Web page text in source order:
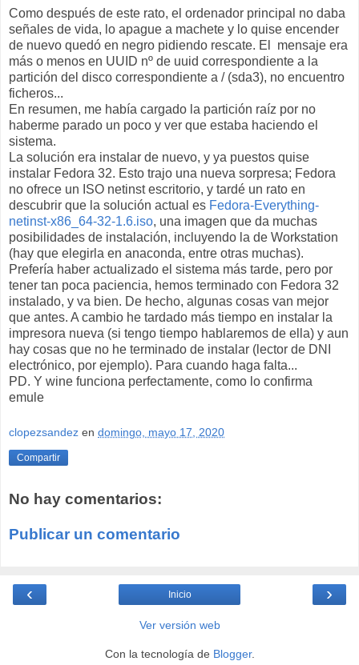
Como después de este rato, el ordenador principal no daba
señales de vida, lo apague a machete y lo quise encender
de nuevo quedó en negro pidiendo rescate. El mensaje era
más o menos en UUID nº de uuid correspondiente a la
partición del disco correspondiente a / (sda3), no encuentro
ficheros...
En resumen, me había cargado la partición raíz por no
haberme parado un poco y ver que estaba haciendo el
sistema.
La solución era instalar de nuevo, y ya puestos quise
instalar Fedora 32. Esto trajo una nueva sorpresa; Fedora
no ofrece un ISO netinst escritorio, y tardé un rato en
descubrir que la solución actual es Fedora-Everything-
netinst-x86_64-32-1.6.iso, una imagen que da muchas
posibilidades de instalación, incluyendo la de Workstation
(hay que elegirla en anaconda, entre otras muchas).
Prefería haber actualizado el sistema más tarde, pero por
tener tan poca paciencia, hemos terminado con Fedora 32
instalado, y va bien. De hecho, algunas cosas van mejor
que antes. A cambio he tardado más tiempo en instalar la
impresora nueva (si tengo tiempo hablaremos de ella) y aun
hay cosas que no he terminado de instalar (lector de DNI
electrónico, por ejemplo). Para cuando haga falta...
PD. Y wine funciona perfectamente, como lo confirma
emule
clopezsandez en domingo, mayo 17, 2020
Compartir
No hay comentarios:
Publicar un comentario
‹ ›
Inicio
Ver versión web
Con la tecnología de Blogger.